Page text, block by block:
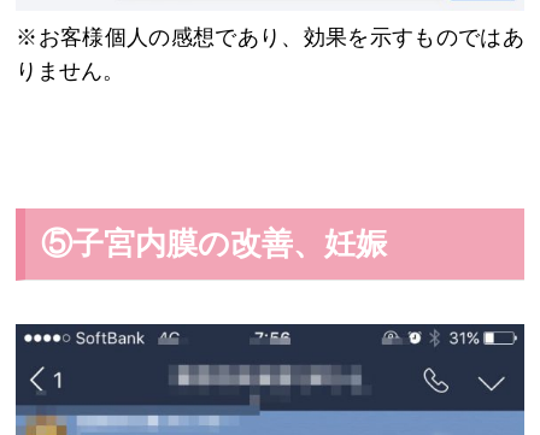
※お客様個人の感想であり、効果を示すものではあ
りません。
⑤子宮内膜の改善、妊娠